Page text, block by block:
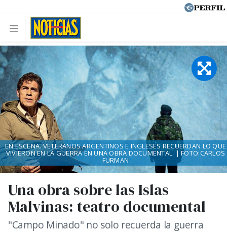
Una obra sobre las Islas
Malvinas: teatro documental
"Campo Minado" no solo recuerda la guerra
EN ESCENA. VETERANOS ARGENTINOS E INGLESES RECUERDAN LO QUE
VIVIERON EN LA GUERRA EN UNA OBRA DOCUMENTAL. | FOTO:CARLOS
FURMAN